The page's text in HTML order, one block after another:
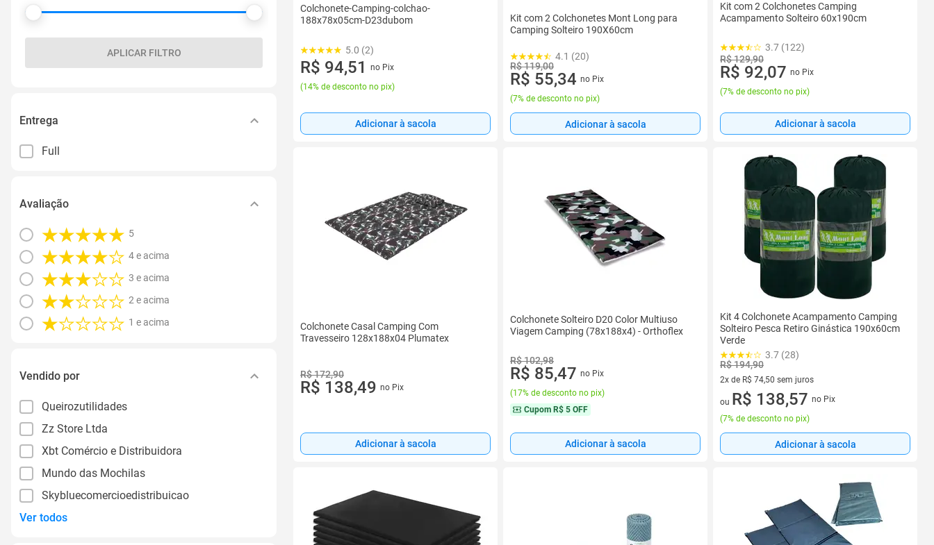
APLICAR FILTRO
Entrega
Full
Avaliação
5
4 e acima
3 e acima
2 e acima
1 e acima
Vendido por
Queirozutilidades
Zz Store Ltda
Xbt Comércio e Distribuidora
Mundo das Mochilas
Skybluecomercioedistribuicao
Ver todos
Colchonete-Camping-colchao-
188x78x05cm-D23dubom
5.0 (2)
R$ 94,51
no Pix
(14% de desconto no pix)
Adicionar à sacola
Kit com 2 Colchonetes Mont Long para
Camping Solteiro 190X60cm
4.1 (20)
R$ 119,00
R$ 55,34 no Pix
(7% de desconto no pix)
Adicionar à sacola
Kit com 2 Colchonetes Camping
Acampamento Solteiro 60x190cm
3.7 (122)
R$ 129,90
R$ 92,07 no Pix
(7% de desconto no pix)
Adicionar à sacola
Colchonete Casal Camping Com
Travesseiro 128x188x04 Plumatex
R$ 172,90
R$ 138,49 no Pix
Adicionar à sacola
Colchonete Solteiro D20 Color Multiuso
Viagem Camping (78x188x4) - Orthoflex
R$ 102,98
R$ 85,47 no Pix
(17% de desconto no pix)
Cupom R$ 5 OFF
Adicionar à sacola
Kit 4 Colchonete Acampamento Camping
Solteiro Pesca Retiro Ginástica 190x60cm
Verde
3.7 (28)
R$ 194,90
2x de R$ 74,50 sem juros
2 vez de R$ 74,50 sem juros
ou R$ 138,57 no Pix
(7% de desconto no pix)
Adicionar à sacola